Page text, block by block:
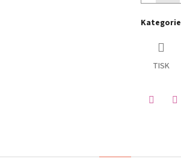
Kategorie
TISK